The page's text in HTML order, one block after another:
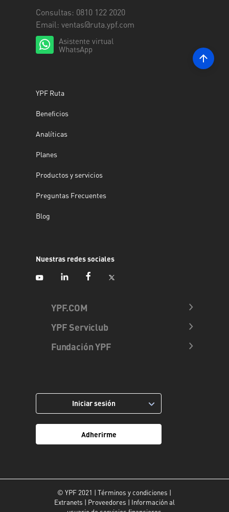
Consultas: 0810 122 2020
Email: ventas@ruta.ypf.com
Asistente virtual
WhatsApp
YPF Ruta
Beneficios
Analíticas
Planes
Productos y servicios
Preguntas Frecuentes
Blog
Nuestras redes sociales
YPF.COM
YPF Serviclub
Fundación YPF
Iniciar sesión
Adherirme
© YPF 2021 |Términos y condiciones |
Extranets | Proveedores | Información al